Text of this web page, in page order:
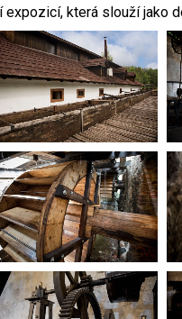
která slouží jako